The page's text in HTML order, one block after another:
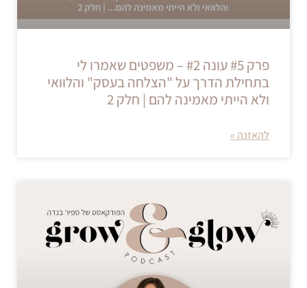
פרק #5 עונה #2 – משפטים שאמרו לי
בתחילת הדרך על "הצלחה בעסק" והלוואי
ולא הייתי מאמינה להם | חלק 2
להאזנה »